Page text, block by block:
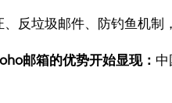
反垃圾邮件、防钓鱼机制
邮箱的优势开始显现：